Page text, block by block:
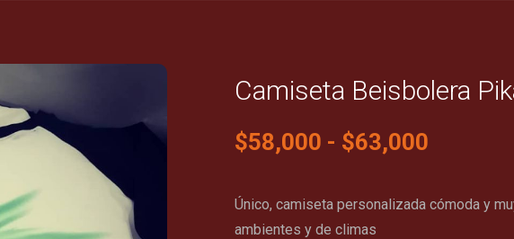
Camiseta Beisbolera
$58,000 - $63,000
Único, camiseta personalizada cómoda y
ambientes y de climas